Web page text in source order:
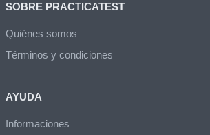
SOBRE PRACTICATEST
Quiénes somos
Términos y condiciones
AYUDA
Informaciones